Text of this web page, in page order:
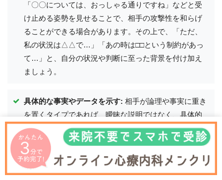
「〇〇については、おっしゃる通りですね」などと受
け止める姿勢を見せることで、相手の攻撃性を和らげ
ることができる場合があります。その上で、「ただ、
私の状況は△△で…」「あの時は□□という制約があっ
て…」と、自分の状況や判断に至った背景を付け加え
ましょう。
具体的な事実やデータを示す: 相手が論理や事実に重き
を置くタイプであれば、曖昧な説明ではなく、具体的
な事実、データ、記録などを提示して説明することが
有効です。感情的な訴えよりも、具体的な根拠を示す
方が相手に響く可能性があります。